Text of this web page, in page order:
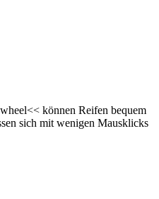
können Reifen bequem
sich mit wenigen Mausklicks